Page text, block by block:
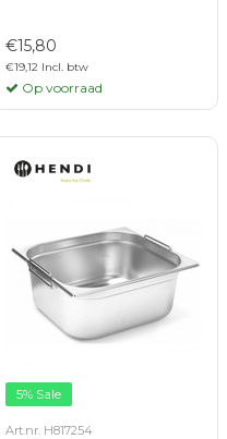
€15,80
€19,12 Incl. btw
Op voorraad
5% Sale
Art.nr. H817254